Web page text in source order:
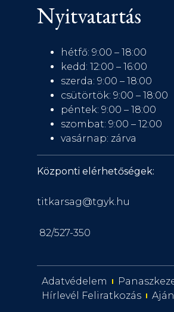
Nyitvatartás
hétfő: 9:00 – 18:00
kedd: 12:00 – 16:00
szerda: 9:00 – 18:00
csütörtök: 9:00 – 18:00
péntek: 9:00 – 18:00
szombat: 9:00 – 12:00
vasárnap: zárva
Központi elérhetőségek:
titkarsag@tgyk.hu
82/527-350
Adatvédelem
Hírlevél Feliratkozás